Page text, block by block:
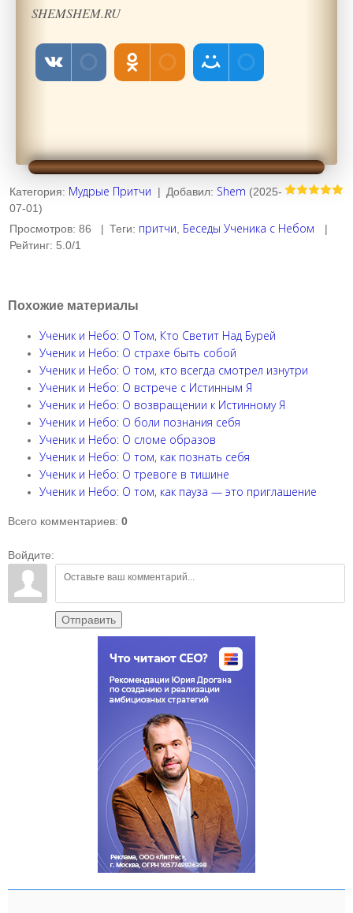
SHEMSHEM.RU
Категория: Мудрые Притчи | Добавил: Shem (2025-
07-01)
Просмотров: 86 | Теги: притчи Беседы Ученика с Небом
|
Рейтинг: 5.0/1
Похожие материалы
Ученик и Небо: О Том, Кто Светит Над Бурей
Ученик и Небо: О страхе быть собой
Ученик и Небо: О том, кто всегда смотрел изнутри
Ученик и Небо: О встрече с Истинным Я
Ученик и Небо: О возвращении к Истинному Я
Ученик и Небо: О боли познания себя
Ученик и Небо: О сломе образов
Ученик и Небо: О том, как познать себя
Ученик и Небо: О тревоге в тишине
Ученик и Небо: О том, как пауза — это приглашение
Всего комментариев: 0
Войдите:
Отправить